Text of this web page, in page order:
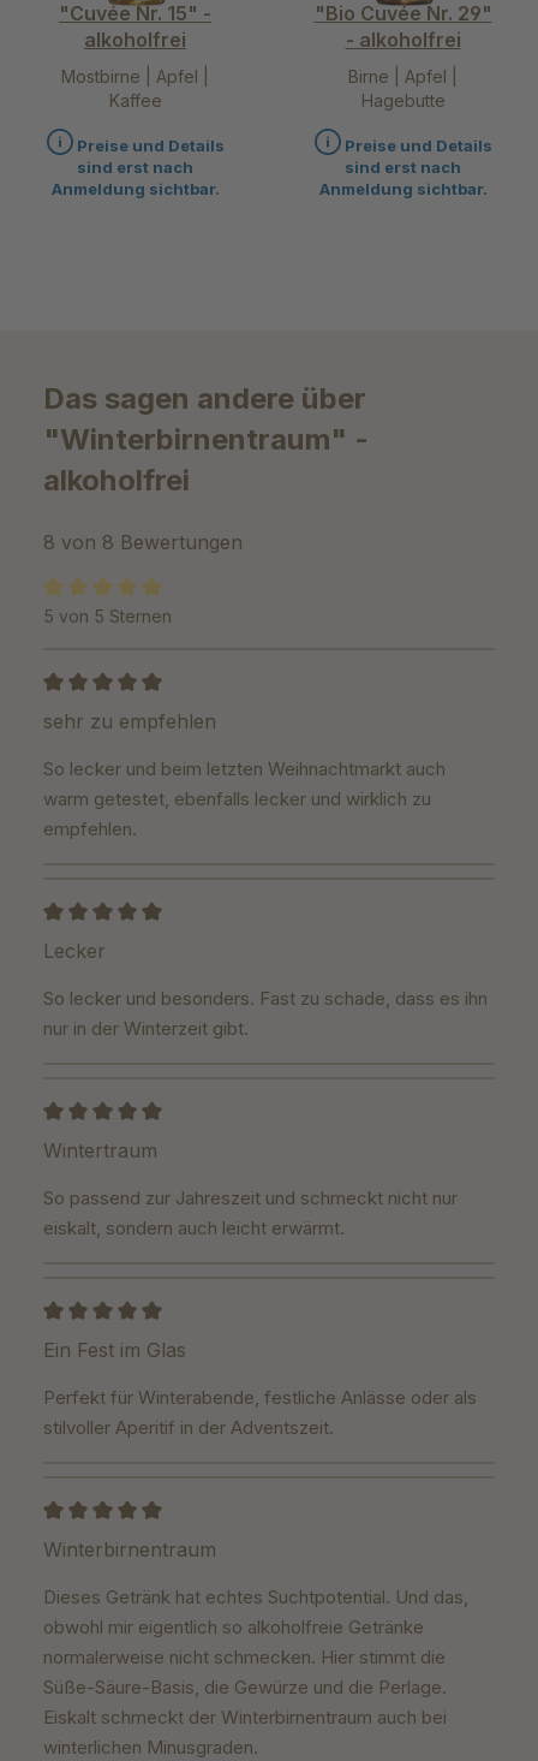
"Cuvée Nr. 15" -
alkoholfrei
Mostbirne | Apfel |
Kaffee
Preise und Details
sind erst nach
Anmeldung sichtbar.
"Bio Cuvée Nr. 29"
- alkoholfrei
Birne | Apfel |
Hagebutte
Preise und Details
sind erst nach
Anmeldung sichtbar.
Das sagen andere über
"Winterbirnentraum" -
alkoholfrei
8 von 8 Bewertungen
Durchschnittliche Bewertung von 5 von 5 Sternen
5 von 5 Sternen
Bewertung mit 5 von 5 Sternen
sehr zu empfehlen
So lecker und beim letzten Weihnachtmarkt auch
warm getestet, ebenfalls lecker und wirklich zu
empfehlen.
Bewertung mit 5 von 5 Sternen
Lecker
So lecker und besonders. Fast zu schade, dass es ihn
nur in der Winterzeit gibt.
Bewertung mit 5 von 5 Sternen
Wintertraum
So passend zur Jahreszeit und schmeckt nicht nur
eiskalt, sondern auch leicht erwärmt.
Bewertung mit 5 von 5 Sternen
Ein Fest im Glas
Perfekt für Winterabende, festliche Anlässe oder als
stilvoller Aperitif in der Adventszeit.
Bewertung mit 5 von 5 Sternen
Winterbirnentraum
Dieses Getränk hat echtes Suchtpotential. Und das,
obwohl mir eigentlich so alkoholfreie Getränke
normalerweise nicht schmecken. Hier stimmt die
Süße-Säure-Basis, die Gewürze und die Perlage.
Eiskalt schmeckt der Winterbirnentraum auch bei
winterlichen Minusgraden.